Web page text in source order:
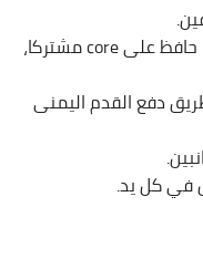
2- تراجع بقدمك اليمنى واثني ركبتيك. حافظ على core مشتركا،
دفع القدم اليمنى